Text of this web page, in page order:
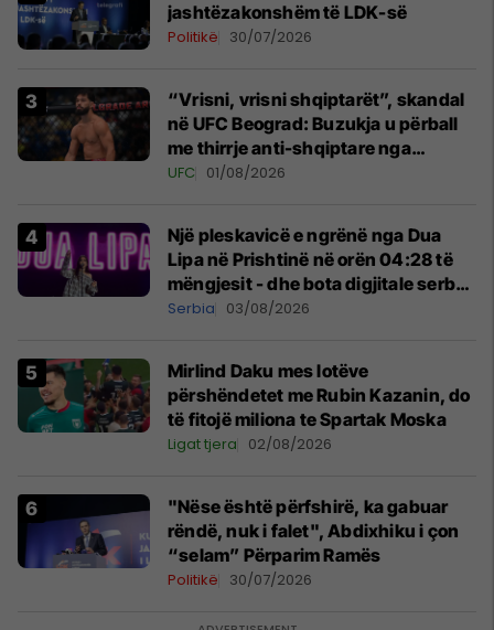
jashtëzakonshëm të LDK-së
Politikë 30/07/2026
“Vrisni, vrisni shqiptarët”, skandal
në UFC Beograd: Buzukja u përball
me thirrje anti-shqiptare nga
tribunat
UFC 01/08/2026
Një pleskavicë e ngrënë nga Dua
Lipa në Prishtinë në orën 04:28 të
mëngjesit - dhe bota digjitale serbe
shpall gjendjen e luftës
Serbia 03/08/2026
Mirlind Daku mes lotëve
përshëndetet me Rubin Kazanin, do
të fitojë miliona te Spartak Moska
Ligat tjera 02/08/2026
"Nëse është përfshirë, ka gabuar
rëndë, nuk i falet", Abdixhiku i çon
“selam” Përparim Ramës
Politikë 30/07/2026